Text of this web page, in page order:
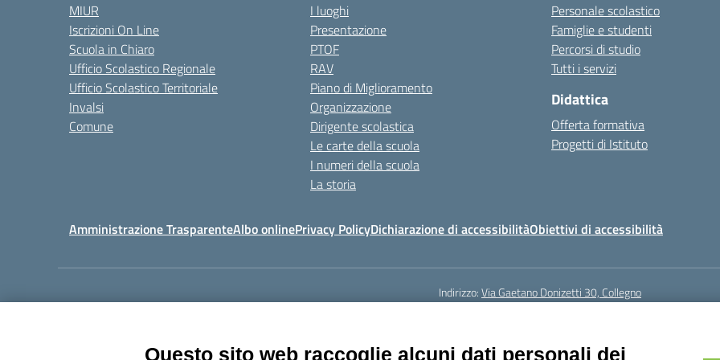
MIUR
Iscrizioni On Line
Scuola in Chiaro
Ufficio Scolastico Regionale
Ufficio Scolastico Territoriale
Invalsi
Comune
I luoghi
Presentazione
PTOF
RAV
Piano di Miglioramento
Organizzazione
Dirigente scolastica
Le carte della scuola
I numeri della scuola
La storia
Personale scolastico
Famiglie e studenti
Percorsi di studio
Tutti i servizi
Didattica
Offerta formativa
Progetti di Istituto
Amministrazione TrasparenteAlbo onlinePrivacy PolicyDichiarazione di accessibilitàObiettivi di accessibilità
Indirizzo:Via Gaetano Donizetti 30, Collegno
Codice meccanografico:toic8cg002
Questo sito web raccoglie alcuni dati personali dei